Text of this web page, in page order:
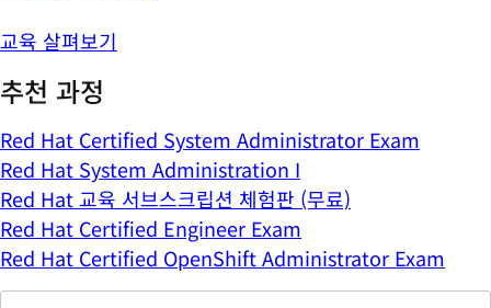
교육 살펴보기
추천 과정
Red Hat Certified System Administrator Exam
Red Hat System Administration I
Red Hat 교육 서브스크립션 체험판 (무료)
Red Hat Certified Engineer Exam
Red Hat Certified OpenShift Administrator Exam